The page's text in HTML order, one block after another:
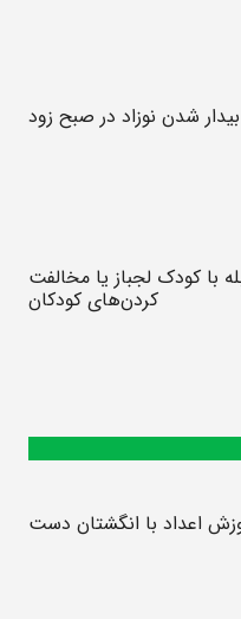
شدن نوزاد در صبح زود
با کودک لجباز یا مخالفت
کردن‌های کودکان
اعداد با انگشتان دست